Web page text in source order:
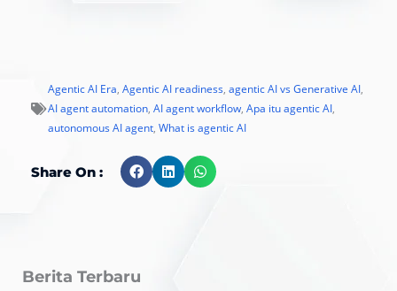
Agentic AI Era, Agentic AI readiness, agentic AI vs Generative AI,
AI agent automation, AI agent workflow, Apa itu agentic AI,
autonomous AI agent, What is agentic AI
Share On :
Berita Terbaru